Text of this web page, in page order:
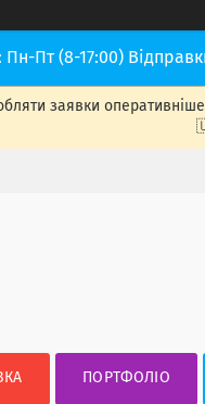
Пн-Пт (8-17:00)
заявки
ПОРТФОЛІО